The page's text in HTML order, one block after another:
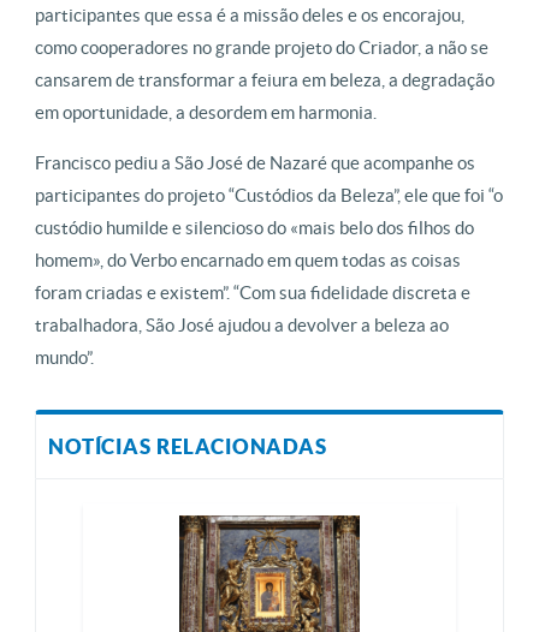
participantes que essa é a missão deles e os encorajou,
como cooperadores no grande projeto do Criador, a não se
cansarem de transformar a feiura em beleza, a degradação
em oportunidade, a desordem em harmonia.
Francisco pediu a São José de Nazaré que acompanhe os
participantes do projeto “Custódios da Beleza”, ele que foi “o
custódio humilde e silencioso do «mais belo dos filhos do
homem», do Verbo encarnado em quem todas as coisas
foram criadas e existem”. “Com sua fidelidade discreta e
trabalhadora, São José ajudou a devolver a beleza ao
mundo”.
NOTÍCIAS RELACIONADAS